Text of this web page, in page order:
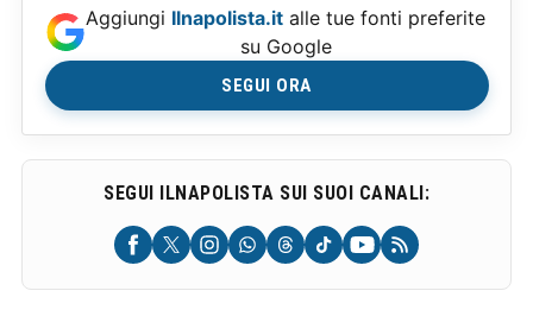
Aggiungi Ilnapolista.it alle tue fonti preferite
su Google
SEGUI ORA
SEGUI ILNAPOLISTA SUI SUOI CANALI: